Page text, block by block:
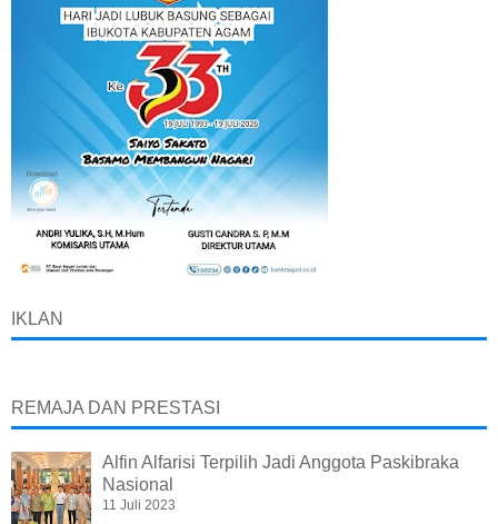
IKLAN
REMAJA DAN PRESTASI
Alfin Alfarisi Terpilih Jadi Anggota Paskibraka
Nasional
11 Juli 2023